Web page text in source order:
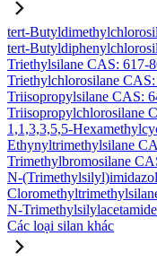
tert-
tert-
Triethylsilane CAS: 617-
Triethylchlorosilane
Triisopropylsilane CAS:
Triisopropylchlorosilane
1,1,3,3,5,5-
Ethynyltrimethylsilane
Trimethylbromosilane
N-
N-
Các loại silan khác